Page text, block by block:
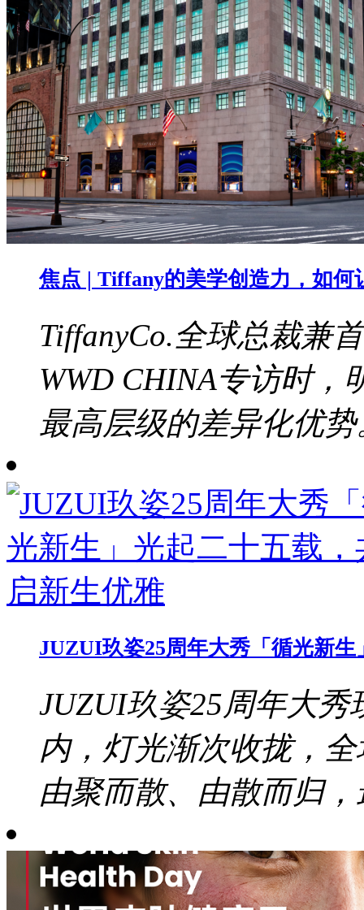
焦点 | Tiffany的美学创造力，如何
TiffanyCo.全球总裁兼
WWD CHINA专访时
最高层级的差异化优势
JUZUI玖姿25周年大秀「循光新
JUZUI玖姿25周年大秀
内，灯光渐次收拢，
由聚而散、由散而归